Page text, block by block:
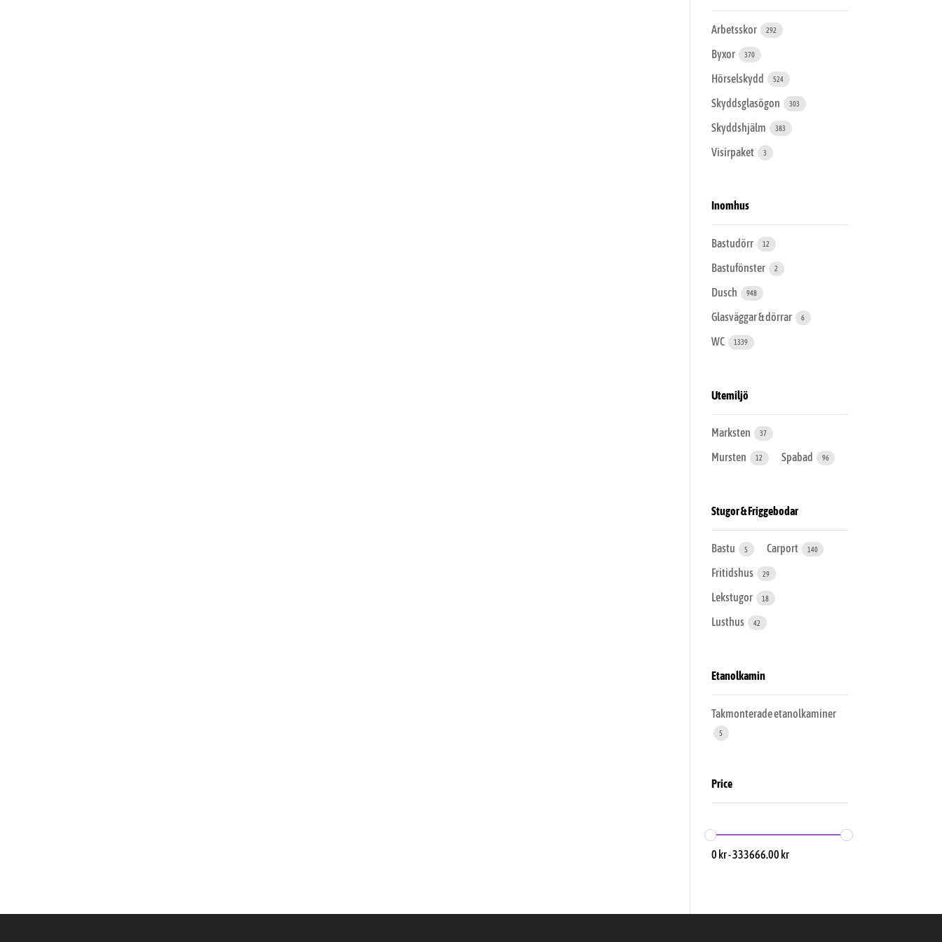
Arbetsskor 292
Byxor 370
Hörselskydd 524
Skyddsglasögon 303
Skyddshjälm 383
Visirpaket 3
Inomhus
Bastudörr 12
Bastufönster 2
Dusch 948
Glasväggar & dörrar 6
WC 1339
Utemiljö
Marksten 37
Mursten 12 Spabad 96
Stugor & Friggebodar
Bastu 5 Carport 140
Fritidshus 29
Lekstugor 18
Lusthus 42
Etanolkamin
Takmonterade etanolkaminer
5
Price
0 kr-333666.00 kr